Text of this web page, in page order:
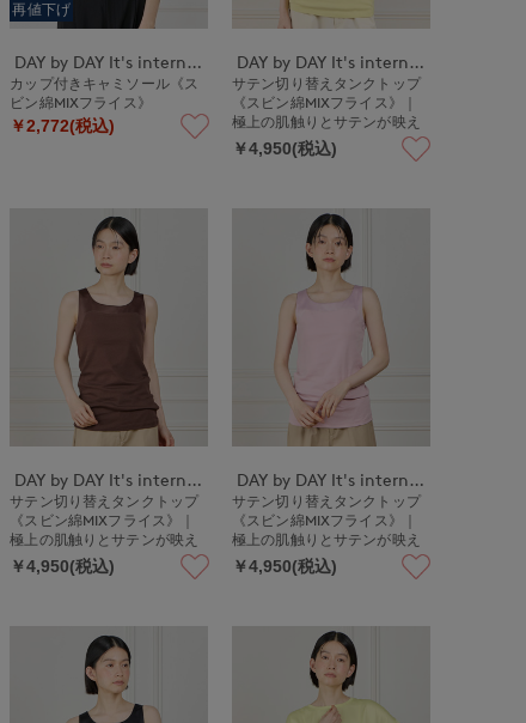
再値下げ
DAY by DAY It's international
カップ付きキャミソール《ス
ビン綿MIXフライス》
￥2,772(税込)
DAY by DAY It's international
サテン切り替えタンクトップ
《スビン綿MIXフライス》｜
極上の肌触りとサテンが映え
る上品インナー
￥4,950(税込)
DAY by DAY It's international
サテン切り替えタンクトップ
《スビン綿MIXフライス》｜
極上の肌触りとサテンが映え
る上品インナー
￥4,950(税込)
DAY by DAY It's international
サテン切り替えタンクトップ
《スビン綿MIXフライス》｜
極上の肌触りとサテンが映え
る上品インナー
￥4,950(税込)